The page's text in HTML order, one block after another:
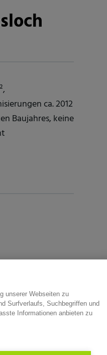
ca. 2012
Baujahres, keine
Musterfoto
unserer Webseiten zu
Surfverlaufs, Suchbegriffen und
Informationen anbieten zu